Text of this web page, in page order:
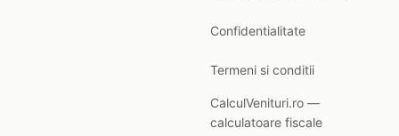
Confidentialitate
Termeni si conditii
CalculVenituri.ro —
calculatoare fiscale